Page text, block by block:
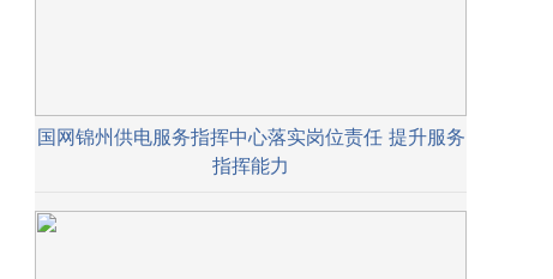
国网锦州供电服务指挥中心落实岗位责任 提升服务
指挥能力